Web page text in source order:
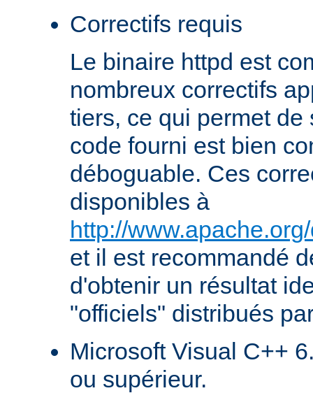
Correctifs requis
Le binaire httpd est
nombreux correctifs
tiers, ce qui permet de
code fourni est bien
déboguable. Ces
disponibles à
http://
et il est recommandé
d'obtenir un résultat
"officiels" distribués
Microsoft Visual C++
ou supérieur.